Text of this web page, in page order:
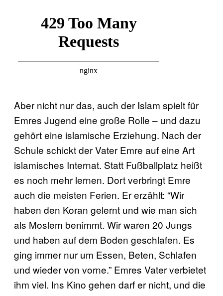
Aber nicht nur das, auch der Islam spielt für
Emres Jugend eine große Rolle – und dazu
gehört eine islamische Erziehung. Nach der
Schule schickt der Vater Emre auf eine Art
islamisches Internat. Statt Fußballplatz heißt
es noch mehr lernen. Dort verbringt Emre
auch die meisten Ferien. Er erzählt: “Wir
haben den Koran gelernt und wie man sich
als Moslem benimmt. Wir waren 20 Jungs
und haben auf dem Boden geschlafen. Es
ging immer nur um Essen, Beten, Schlafen
und wieder von vorne.” Emres Vater verbietet
ihm viel. Ins Kino gehen darf er nicht, und die